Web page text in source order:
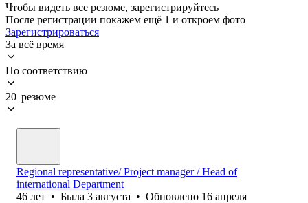
Чтобы видеть все резюме, зарегистрируйтесь
После регистрации покажем ещё 1 и откроем фото
Зарегистрироваться
За всё время
По соответствию
20 резюме
Regional representative/ Project manager / Head of
international Department
46 лет • Была 3 августа • Обновлено 16 апреля